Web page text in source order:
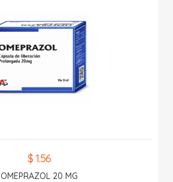
$ 1.56
OMEPRAZOL 20 MG